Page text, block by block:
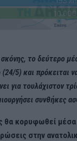
το δεύτερο
5) και πρόκειται
για τουλάχιστον
συνθήκες
θα κορυφωθεί
στην